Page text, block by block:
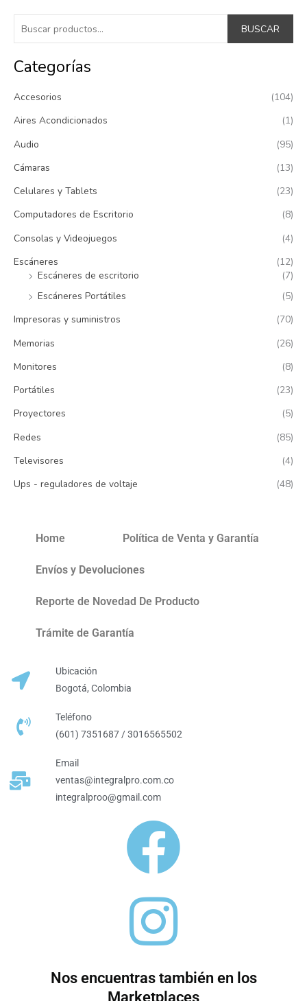
u
s
a
r
r
:
BUSCAR
Categorías
Accesorios
(104)
Aires Acondicionados
(1)
Audio
(95)
Cámaras
(13)
Celulares y Tablets
(23)
Computadores de Escritorio
(8)
Consolas y Videojuegos
(4)
Escáneres
(12)
Escáneres de escritorio
(7)
Escáneres Portátiles
(5)
Impresoras y suministros
(70)
Memorias
(26)
Monitores
(8)
Portátiles
(23)
Proyectores
(5)
Redes
(85)
Televisores
(4)
Ups - reguladores de voltaje
(48)
Home Política de Venta y Garantía
Envíos y Devoluciones
Reporte de Novedad De Producto
Trámite de Garantía
Ubicación
Bogotá, Colombia
Teléfono
(601) 7351687 / 3016565502
Email
ventas@integralpro.com.co
integralproo@gmail.com
Nos encuentras también en los
Marketplaces